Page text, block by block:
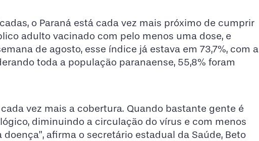
o Paraná está cada vez mais próximo de cumprir
adulto vacinado com pelo menos uma dose, e
de agosto, esse índice já estava em 73,7%, com a
toda a população paranaense, 55,8% foram
vez mais a cobertura. Quando bastante gente é
diminuindo a circulação do vírus e com menos
afirma o secretário estadual da Saúde, Beto